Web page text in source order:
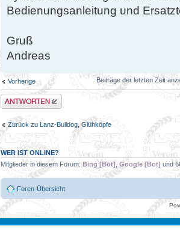
Bedienungsanleitung und
Gruß
Andreas
Vorherige Beiträge der letzten Zeit
Antwort erstellen
Zurück zu Lanz-Bulldog, Glühköpfe
WER IST ONLINE?
Mitglieder in diesem Forum: Bing [Bot] Google [Bot] und
Foren-Übersicht